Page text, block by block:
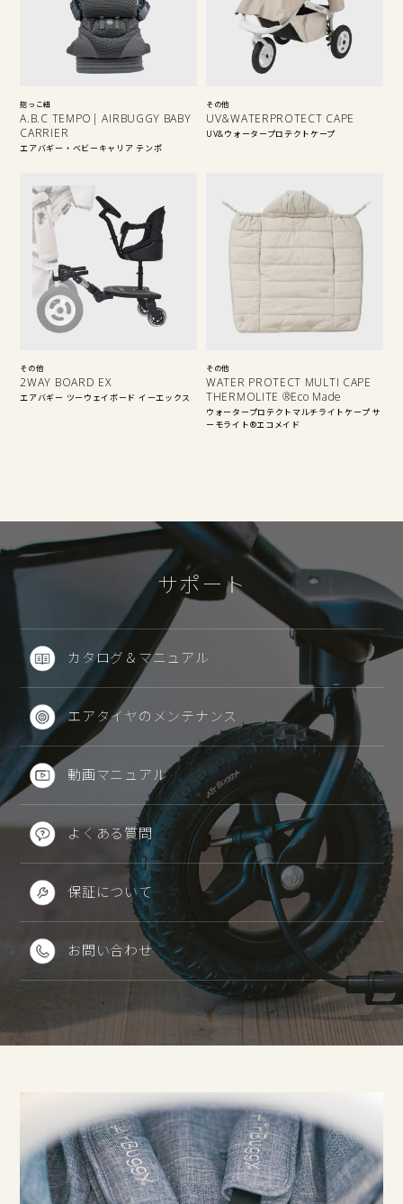
抱っこ紐
A.B.C TEMPO| AIRBUGGY BABY
CARRIER
エアバギー・ベビーキャリア テンポ
その他
UV&WATERPROTECT CAPE
UV&ウォータープロテクトケープ
その他
2WAY BOARD EX
エアバギー ツーウェイボード イーエックス
その他
WATER PROTECT MULTI CAPE
THERMOLITE ®Eco Made
ウォータープロテクトマルチライトケープ サ
ーモライト®エコメイド
サポート
カタログ＆マニュアル
エアタイヤのメンテナンス
動画マニュアル
よくある質問
保証について
お問い合わせ